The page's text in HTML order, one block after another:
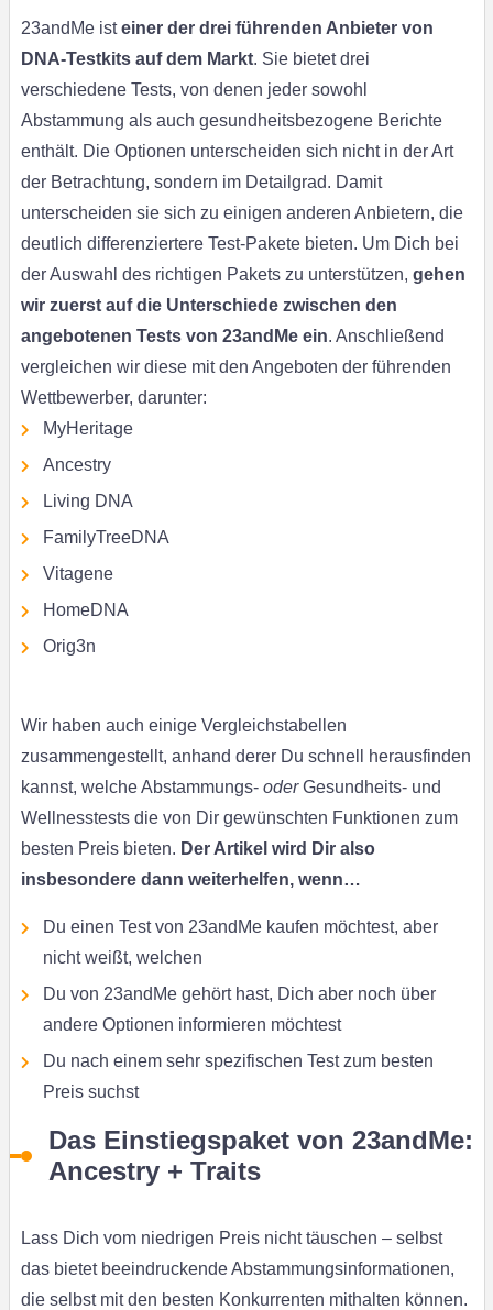
23andMe isteiner der drei führenden Anbieter von
DNA-Testkits auf dem Markt. Sie bietet drei
verschiedene Tests, von denen jeder sowohl
Abstammung als auch gesundheitsbezogene Berichte
enthält. Die Optionen unterscheiden sich nicht in der Art
der Betrachtung, sondern im Detailgrad. Damit
unterscheiden sie sich zu einigen anderen Anbietern, die
deutlich differenziertere Test-Pakete bieten. Um Dich bei
der Auswahl des richtigen Pakets zu unterstützen, gehen
wir zuerst auf die Unterschiede zwischen den
angebotenen Tests von 23andMe ein. Anschließend
vergleichen wir diese mit den Angeboten der führenden
Wettbewerber, darunter:
MyHeritage
Ancestry
Living DNA
FamilyTreeDNA
Vitagene
HomeDNA
Orig3n
Wir haben auch einige Vergleichstabellen
zusammengestellt, anhand derer Du schnell herausfinden
kannst, welche Abstammungs- oderGesundheits- und
Wellnesstests die von Dir gewünschten Funktionen zum
besten Preis bieten. Der Artikel wird Dir also
insbesondere dann weiterhelfen, wenn…
Du einen Test von 23andMe kaufen möchtest, aber
nicht weißt, welchen
Du von 23andMe gehört hast, Dich aber noch über
andere Optionen informieren möchtest
Du nach einem sehr spezifischen Test zum besten
Preis suchst
Das Einstiegspaket von 23andMe:
Ancestry + Traits
Lass Dich vom niedrigen Preis nicht täuschen – selbst
das bietet beeindruckende Abstammungsinformationen,
die selbst mit den besten Konkurrenten mithalten können.